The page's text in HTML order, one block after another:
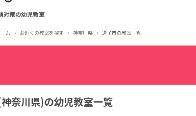
対策の幼児教室
ム › お近くの教室を探す › 神奈川県 › 逗子市の教室一覧
奈川県)の幼児教室一覧